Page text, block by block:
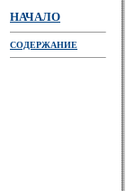
НАЧАЛО
СОДЕРЖАНИЕ